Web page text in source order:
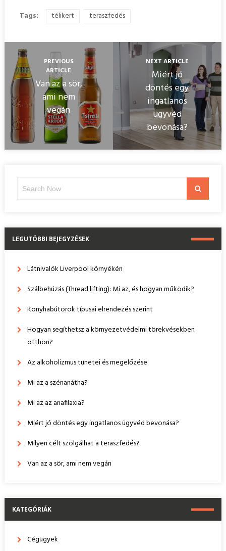
Tags:
télikert teraszfedés
PREVIOUS
ARTICLE
Van az a sör,
ami nem
vegán
NEXT ARTICLE
Miért jó
döntés egy
ingatlanos
ügyvéd
bevonása?
Search
LEGUTÓBBI BEJEGYZÉSEK
Látnivalók Liverpool környékén
Szálbehúzás (Thread lifting): Mi az, és hogyan működik?
Konyhabútorok típusai elrendezés szerint
Hogyan segíthetsz a környezetvédelmi törekvésekben
otthon?
Az alkoholizmus tünetei és megelőzése
Mi az a szénanátha?
Mi az az anafilaxia?
Miért jó döntés egy ingatlanos ügyvéd bevonása?
Milyen célt szolgálhat a teraszfedés?
Van az a sör, ami nem vegán
KATEGÓRIÁK
Cégügyek